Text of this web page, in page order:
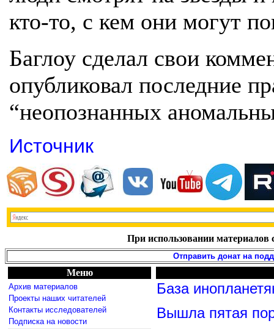
кто-то, с кем они могут
Баглоу сделал свои
опубликовал последние
“неопознанных
Источник
При использовании материалов
Отправить донат на
Меню
Архив материалов
Проекты наших читателей
Контакты исследователей
Подписка на новости
База
Вышла пятая